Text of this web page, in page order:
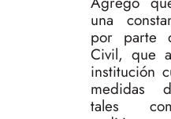
una
por parte
Civil, que
institución
medidas
tales